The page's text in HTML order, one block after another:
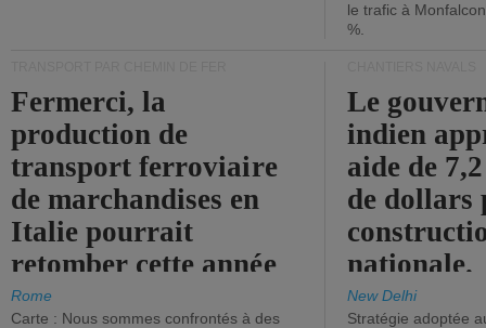
le trafic à
%.
Fermerci, la
production de
transport ferroviaire
de marchandises en
Italie pourrait
retomber cette année
aux niveaux de 2015.
Rome
Carte : Nous sommes confrontés à des
Le
indien
aide de
de dollars
nationale.
New Delhi
Stratégie adoptée